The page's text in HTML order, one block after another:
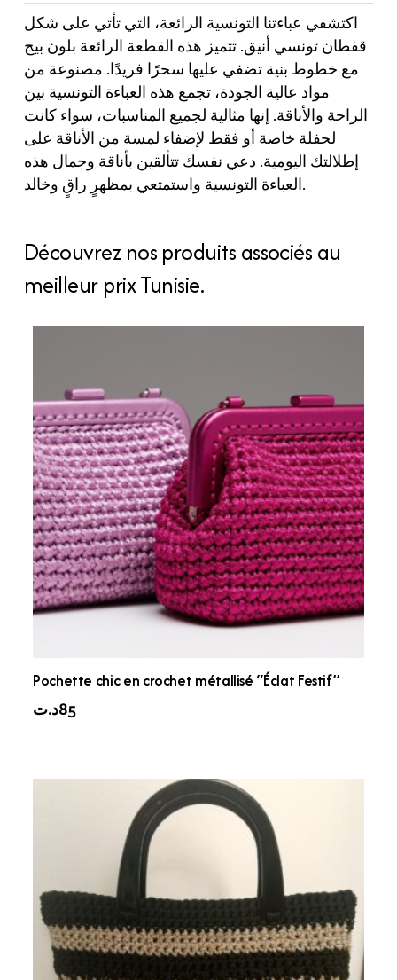
اكتشفي عباءتنا التونسية الرائعة، التي تأتي على شكل
قفطان تونسي أنيق. تتميز هذه القطعة الرائعة بلون بيج
مع خطوط بنية تضفي عليها سحرًا فريدًا. مصنوعة من
مواد عالية الجودة، تجمع هذه العباءة التونسية بين
الراحة والأناقة. إنها مثالية لجميع المناسبات، سواء كانت
لحفلة خاصة أو فقط لإضفاء لمسة من الأناقة على
إطلالتك اليومية. دعي نفسك تتألقين بأناقة وجمال هذه
العباءة التونسية واستمتعي بمظهرٍ راقٍ وخالد.
Découvrez nos produits associés au
meilleur prix Tunisie.
Pochette chic en crochet métallisé “Éclat Festif”
85د.ت